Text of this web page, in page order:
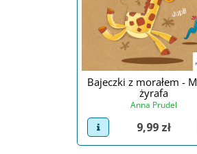
Bajeczki z morałem -
żyrafa
Anna Prudel
view product
Cena
9,99 zł